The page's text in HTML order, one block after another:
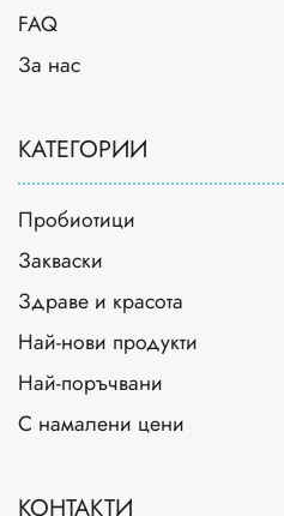
FAQ
За нас
КАТЕГОРИИ
Пробиотици
Закваски
Здраве и красота
Най-нови продукти
Най-поръчвани
С намалени цени
КОНТАКТИ